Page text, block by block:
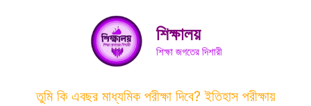
শিক্ষালয়
শিক্ষা জগতের দিশারী
তুমি কি এবছর মাধ্যমিক পরীক্ষা দিবে? ইতিহাস পরীক্ষায়